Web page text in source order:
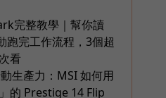
完整教學｜幫你讀
跑完工作流程，3個超
看
生產力：MSI 如何用
的 Prestige 14 Flip